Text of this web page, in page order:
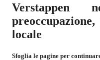
Verstappen
locale
Sfoglia le pagine per